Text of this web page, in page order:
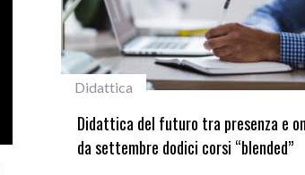
Didattica
Didattica del futuro tra presenza e online:
da settembre dodici corsi “blended”